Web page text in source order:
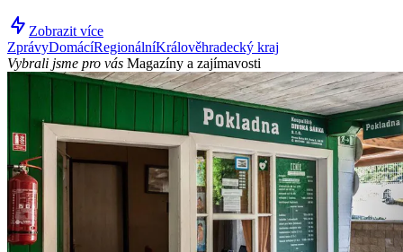
Zobrazit více
ZprávyDomácíRegionálníKrálověhradecký kraj
Vybrali jsme pro vás Magazíny a zajímavosti